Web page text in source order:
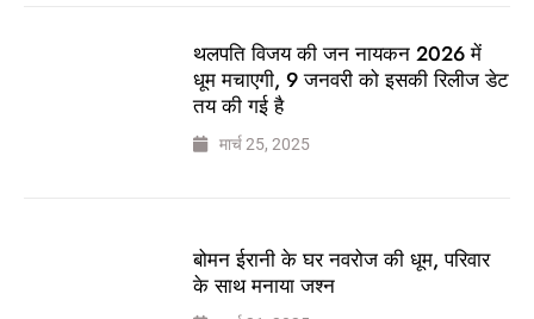
थलपति विजय की जन नायकन 2026 में
धूम मचाएगी, 9 जनवरी को इसकी रिलीज डेट
तय की गई है
मार्च 25, 2025
बोमन ईरानी के घर नवरोज की धूम, परिवार
के साथ मनाया जश्न